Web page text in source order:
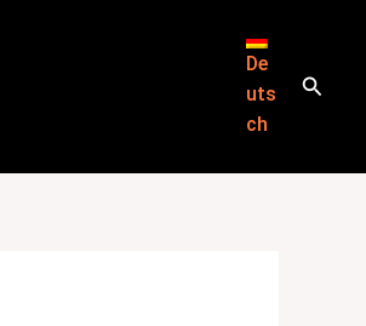
De
uts
ch